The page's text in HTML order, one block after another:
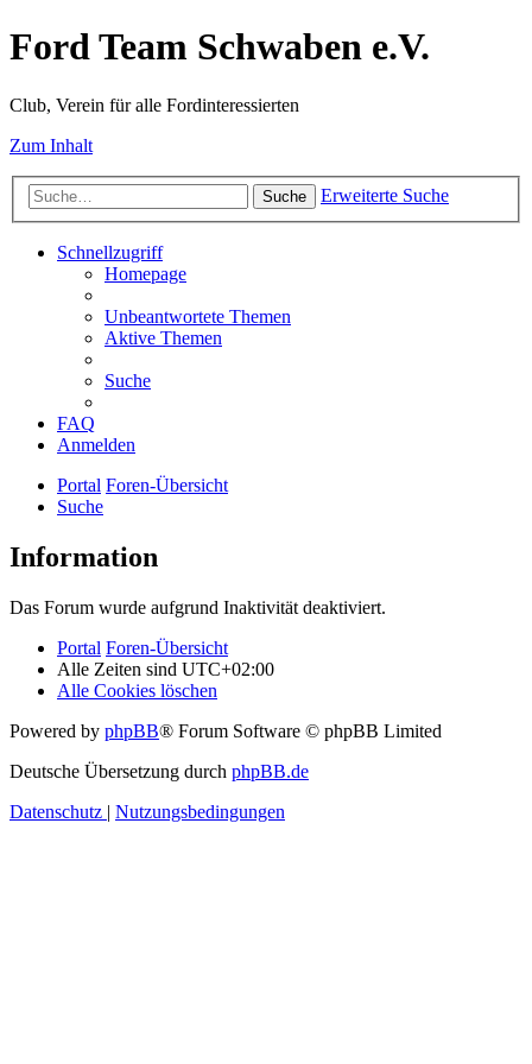
Ford Team Schwaben e.V.
Club, Verein für alle Fordinteressierten
Zum Inhalt
Suche Erweiterte Suche
Schnellzugriff
Homepage
Unbeantwortete Themen
Aktive Themen
Suche
FAQ
Anmelden
Portal Foren-Übersicht
Suche
Information
Das Forum wurde aufgrund Inaktivität deaktiviert.
Portal Foren-Übersicht
Alle Zeiten sind UTC+02:00
Alle Cookies löschen
Powered by phpBB® Forum Software © phpBB Limited
Deutsche Übersetzung durch phpBB.de
Datenschutz | Nutzungsbedingungen